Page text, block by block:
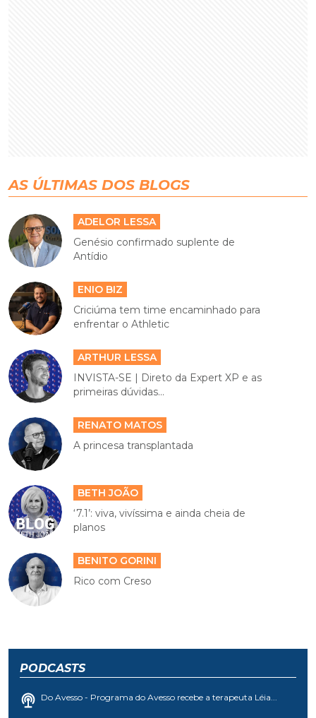
AS ÚLTIMAS DOS BLOGS
ADELOR LESSA
Genésio confirmado suplente de
Antídio
ENIO BIZ
Criciúma tem time encaminhado para
enfrentar o Athletic
ARTHUR LESSA
INVISTA-SE | Direto da Expert XP e as
primeiras dúvidas...
RENATO MATOS
A princesa transplantada
BETH JOÃO
‘7.1’: viva, vivíssima e ainda cheia de
planos
BENITO GORINI
Rico com Creso
PODCASTS
Do Avesso - Programa do Avesso recebe a terapeuta Léia...